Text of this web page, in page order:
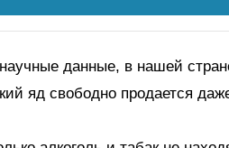
данные, в нашей
яд свободно продается